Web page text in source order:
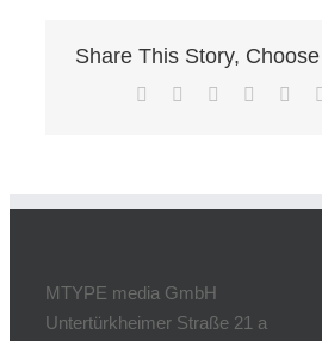
Share This Story,
Facebook Reddit LinkedIn
MTYPE media GmbH
Untertürkheimer Straße 21 a